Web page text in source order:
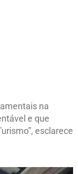
na
e que
esclarece